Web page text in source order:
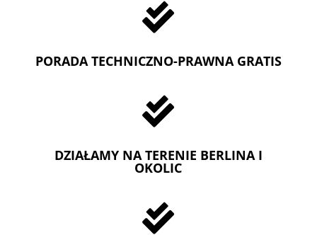

PORADA TECHNICZNO-PRAWNA GRATIS

DZIAŁAMY NA TERENIE BERLINA I
OKOLIC
